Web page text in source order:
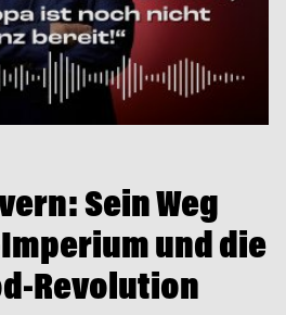
Sein Weg
und die
Revolution